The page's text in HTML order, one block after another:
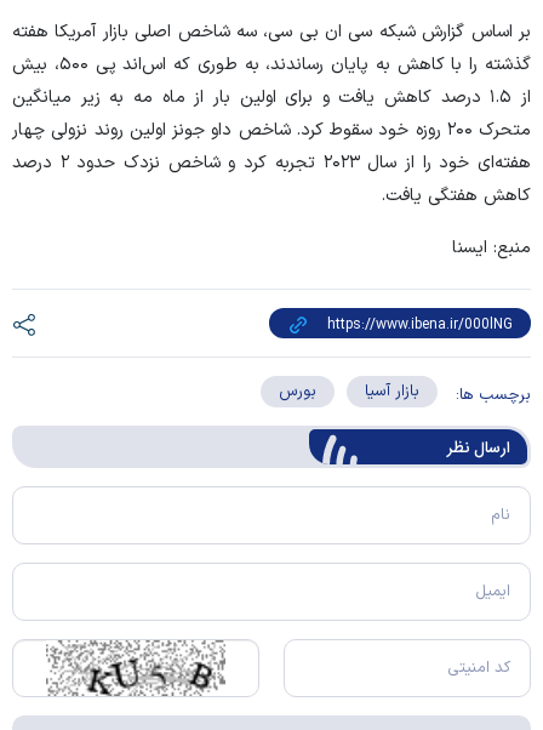
بر اساس گزارش شبکه سی ان بی سی، سه شاخص اصلی بازار آمریکا هفته
گذشته را با کاهش به پایان رساندند، به طوری که اس‌اند پی ۵۰۰، بیش
از ۱.۵ درصد کاهش یافت و برای اولین بار از ماه مه به زیر میانگین
متحرک ۲۰۰ روزه خود سقوط کرد. شاخص داو جونز اولین روند نزولی چهار
هفته‌ای خود را از سال ۲۰۲۳ تجربه کرد و شاخص نزدک حدود ۲ درصد
کاهش هفتگی یافت.
منبع: ایسنا
برچسب ها: بازار آسیا بورس
ارسال‌ نظر